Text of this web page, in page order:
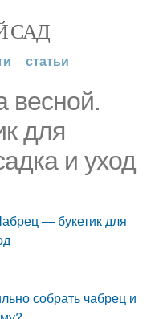
САД
статьи
весной.
для
и уход
— букетик для
собрать чабрец и